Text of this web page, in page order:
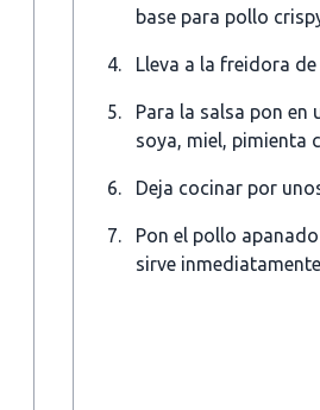
base para pollo
Lleva a la freidora
Para la salsa pon en
soya, miel, pimienta
Deja cocinar por
Pon el pollo
sirve